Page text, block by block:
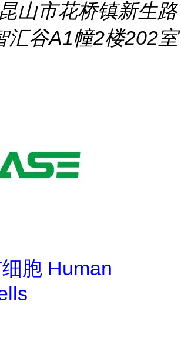
山市花桥镇新生路
汇谷A1幢2楼202室
胞 Human